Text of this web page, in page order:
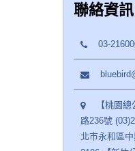
聯絡資訊
03-
【桃園總
路236號
北市永和區